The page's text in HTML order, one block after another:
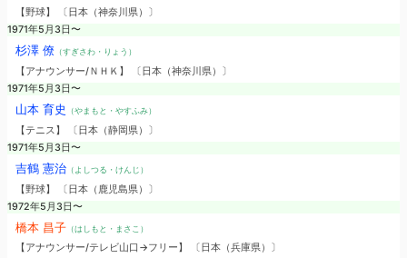
【野球】 〔日本（神奈川県）〕
1971年5月3日〜
杉澤 僚（すぎさわ・りょう）
【アナウンサー/ＮＨＫ】 〔日本（神奈川県）〕
1971年5月3日〜
山本 育史 （やまもと・やすふみ）
【テニス】 〔日本（静岡県）〕
1971年5月3日〜
吉鶴 憲治（よしつる・けんじ）
【野球】 〔日本（鹿児島県）〕
1972年5月3日〜
橋本 昌子（はしもと・まさこ）
【アナウンサー/テレビ山口→フリー】 〔日本（兵庫県）〕